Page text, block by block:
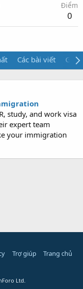
Điểm
0
Các bài viết Giới
study, and work visa
expert team
your immigration
Trợ giúp Trang chủ
Ltd.